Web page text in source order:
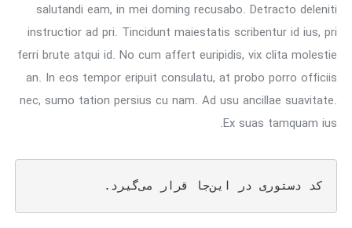
salutandi eam, in mei doming recusabo. Detracto deleniti
instructior ad pri. Tincidunt maiestatis scribentur id ius, pri
ferri brute atqui id. No cum affert euripidis, vix clita molestie
an. In eos tempor eripuit consulatu, at probo porro officiis
nec, sumo tation persius cu nam. Ad usu ancillae suavitate.
Ex suas tamquam ius.
کد دستوری در این‌جا قرار می‌گیرد.